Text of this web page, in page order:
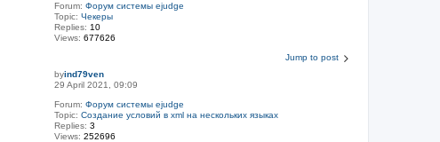
Forum:Форум системы ejudge
Topic:Чекеры
Replies: 10
Views:677626
Jump to post
byind79ven
29 April 2021, 09:09
Forum:Форум системы ejudge
Topic:Создание условий в xml на нескольких языках
Replies:3
Views:252696